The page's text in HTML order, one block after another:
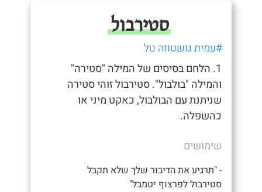
סטירבול
#עמית גושטוזה טל
1. הלחם בסיסים של המילה "סטירה"
והמילה "בולבול". סטירבול זוהי סטירה
שניתנת עם הבולבול, כאקט מיני או
כהשפלה.
שימושים
- "תרגיע את הדיבור שלך שלא תקבל
סטירבול לפרצוף יטמבל"